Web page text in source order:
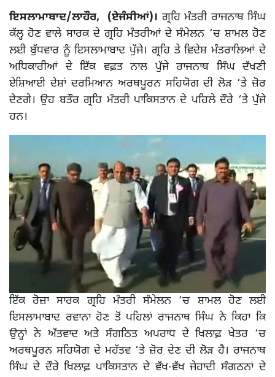
ਇਸਲਾਮਾਬਾਦ/ਲਾਹੌਰ, (ਏਜੰਸੀਆਂ)। ਗ੍ਰਹਿ ਮੰਤਰੀ ਰਾਜਨਾਥ ਸਿੰਘ
ਕੱਲ੍ਹ ਹੋਣ ਵਾਲੇ ਸਾਰਕ ਦੇ ਗ੍ਰਹਿ ਮੰਤਰੀਆਂ ਦੇ ਸੰਮੇਲਨ ‘ਚ ਸ਼ਾਮਲ ਹੋਣ
ਲਈ ਬੁੱਧਵਾਰ ਨੂੰ ਇਸਲਾਮਾਬਾਦ ਪੁੱਜੇ। ਗ੍ਰਹਿ ਤੇ ਵਿਦੇਸ਼ ਮੰਤਰਾਲਿਆਂ ਦੇ
ਅਧਿਕਾਰੀਆਂ ਦੇ ਇੱਕ ਵਫ਼ਤ ਨਾਲ ਪੁੱਜੇ ਰਾਜਨਾਥ ਸਿੰਘ ਦੱਖਣੀ
ਏਸ਼ਿਆਈ ਦੇਸ਼ਾਂ ਦਰਮਿਆਨ ਅਰਥਪੂਰਨ ਸਹਿਯੋਗ ਦੀ ਲੋੜ ‘ਤੇ ਜ਼ੋਰ
ਦੇਣਗੇ। ਉਹ ਬਤੌਰ ਗ੍ਰਹਿ ਮੰਤਰੀ ਪਾਕਿਸਤਾਨ ਦੇ ਪਹਿਲੇ ਦੌਰੇ ‘ਤੇ ਪੁੱਜੇ
ਹਨ।
ਇੱਕ ਰੋਜ਼ਾ ਸਾਰਕ ਗ੍ਰਹਿ ਮੰਤਰੀ ਸੰਮੇਲਨ ‘ਚ ਸ਼ਾਮਲ ਹੋਣ ਲਈ
ਇਸਲਾਮਾਬਾਦ ਰਵਾਨਾ ਹੋਣ ਤੋਂ ਪਹਿਲਾਂ ਰਾਜਨਾਥ ਸਿੰਘ ਨੇ ਕਿਹਾ ਕਿ
ਉਨ੍ਹਾਂ ਨੇ ਅੱਤਵਾਦ ਅਤੇ ਸੰਗਠਿਤ ਅਪਰਾਧ ਦੇ ਖਿਲਾਫ਼ ਖੇਤਰ ‘ਚ
ਅਰਥਪੂਰਨ ਸਹਿਯੋਗ ਦੇ ਮਹੱਤਵ ‘ਤੇ ਜ਼ੋਰ ਦੇਣ ਦੀ ਲੋੜ ਹੈ। ਰਾਜਨਾਥ
ਸਿੰਘ ਦੇ ਦੌਰੇ ਖਿਲਾਫ਼ ਪਾਕਿਸਤਾਨ ਦੇ ਵੱਖ-ਵੱਖ ਜੇਹਾਦੀ ਸੰਗਠਨਾਂ ਦੇ